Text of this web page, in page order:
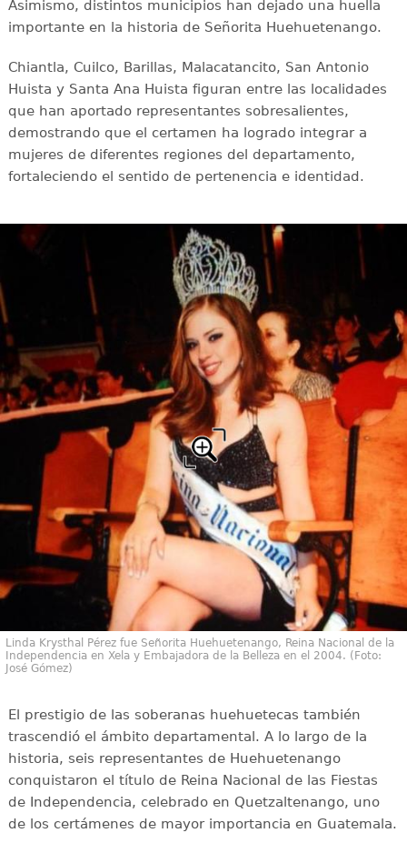
Asimismo, distintos municipios han dejado una huella
importante en la historia de Señorita Huehuetenango.
Chiantla, Cuilco, Barillas, Malacatancito, San Antonio
Huista y Santa Ana Huista figuran entre las localidades
que han aportado representantes sobresalientes,
demostrando que el certamen ha logrado integrar a
mujeres de diferentes regiones del departamento,
fortaleciendo el sentido de pertenencia e identidad.
Linda Krysthal Pérez fue Señorita Huehuetenango, Reina Nacional de la
Independencia en Xela y Embajadora de la Belleza en el 2004. (Foto:
José Gómez)
El prestigio de las soberanas huehuetecas también
trascendió el ámbito departamental. A lo largo de la
historia, seis representantes de Huehuetenango
conquistaron el título de Reina Nacional de las Fiestas
de Independencia, celebrado en Quetzaltenango, uno
de los certámenes de mayor importancia en Guatemala.